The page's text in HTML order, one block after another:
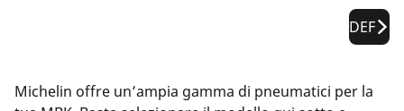
DEF
Michelin offre un’ampia gamma di pneumatici per la